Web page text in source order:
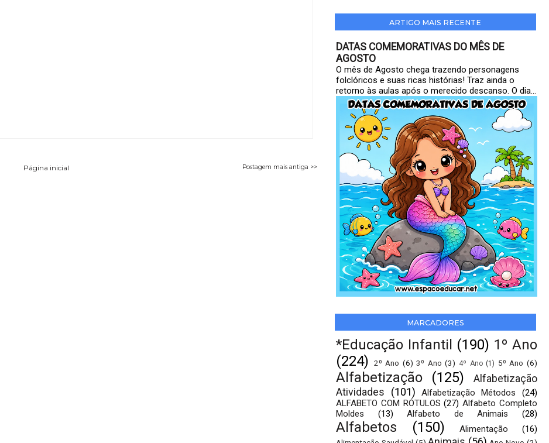
Postagem mais antiga >>
Página inicial
ARTIGO MAIS RECENTE
DATAS COMEMORATIVAS DO MÊS DE
AGOSTO
O mês de Agosto chega trazendo personagens
folclóricos e suas ricas histórias! Traz ainda o
retorno às aulas após o merecido descanso. O dia...
MARCADORES
*Educação Infantil (190) 1º Ano
(224)
2º Ano (6) 3º Ano (3) 4º Ano (1) 5º Ano (6)
Alfabetização (125)
Alfabetização
Atividades
(101) Alfabetização Métodos
(24)
ALFABETO COM RÓTULOS (27) Alfabeto Completo
Moldes
(13) Alfabeto de Animais (28)
Alfabetos (150) Alimentação (16)